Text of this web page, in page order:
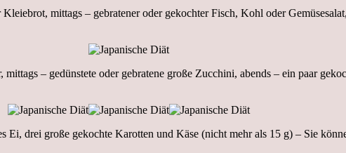
mittags – gebratener oder gekochter Fisch, Kohl oder
– gedünstete oder gebratene große Zucchini, abends – ein paar
drei große gekochte Karotten und Käse (nicht mehr als 15 g) – Sie